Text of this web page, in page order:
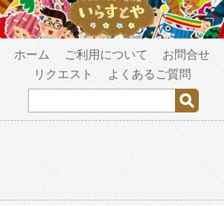
ホーム ご利用について
お問合せ
リクエスト
よくあるご質問